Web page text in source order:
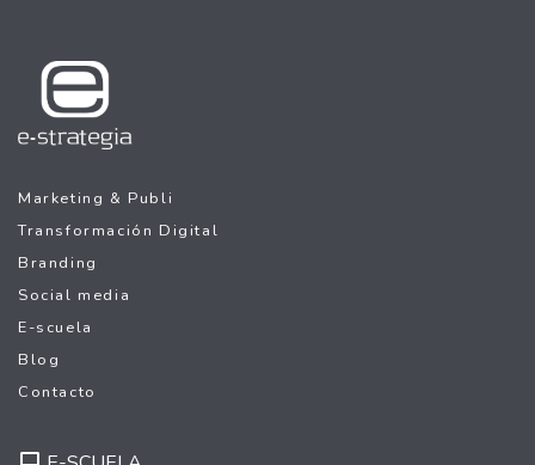
Marketing & Publi
Transformación Digital
Branding
Social media
E-scuela
Blog
Contacto